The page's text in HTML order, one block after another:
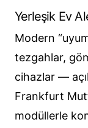
Yerleşik Ev
Modern
tezgahlar,
cihazlar —
Frankfurt
modüllerle